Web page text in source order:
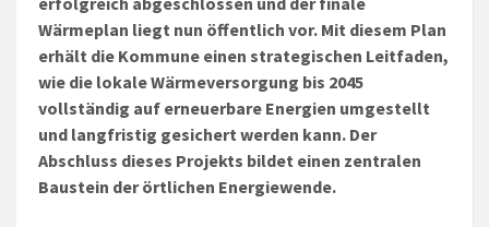
Wärmeplan liegt nun öffentlich vor. Mit diesem Plan
erhält die Kommune einen strategischen Leitfaden,
wie die lokale Wärmeversorgung bis 2045
vollständig auf erneuerbare Energien umgestellt
und langfristig gesichert werden kann. Der
Abschluss dieses Projekts bildet einen zentralen
Baustein der örtlichen Energiewende.